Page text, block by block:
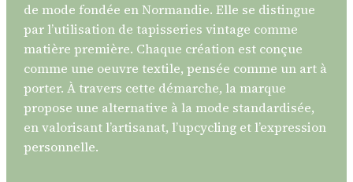
de mode fondée en Normandie. Elle se distingue
par l’utilisation de tapisseries vintage comme
matière première. Chaque création est conçue
comme une oeuvre textile, pensée comme un art à
porter. À travers cette démarche, la marque
propose une alternative à la mode standardisée,
en valorisant l’artisanat, l’upcycling et l’expression
personnelle.